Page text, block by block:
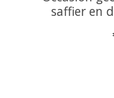
saffier en